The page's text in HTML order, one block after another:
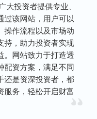
投资者提供专业、
过该网站，用户可以
操作流程以及市场动
持，助力投资者实现
。网站致力于打造透
配资方案，满足不同
还是资深投资者，都
服务，轻松开启财富